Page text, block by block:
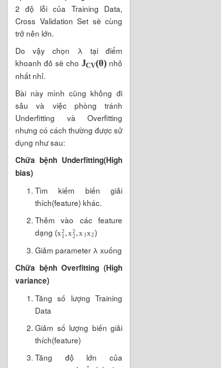
2 độ lỗi của Training Data,
Cross Validation Set sẽ cùng
trở nên lớn.
Do vậy chọn λ tại điểm
khoanh đỏ sẽ choJCV(θ) nhỏ
nhất nhỉ.
Bài này mình cũng không đi
sâu và việc phòng tránh
Underfitting và Overfitting
nhưng có cách thường được sử
dụng như sau:
Chữa bệnh Underfitting(High
bias)
Tìm kiếm biến giải
thích(feature) khác.
Thêm vào các feature
dạng (x2
1 ,x2
2 , x 1 x2)
Giảm parameter λ xuống
Chữa bệnh Overfitting (High
variance)
Tăng số lượng Training
Data
Giảm số lượng biến giải
thích(feature)
Tăng độ lớn của